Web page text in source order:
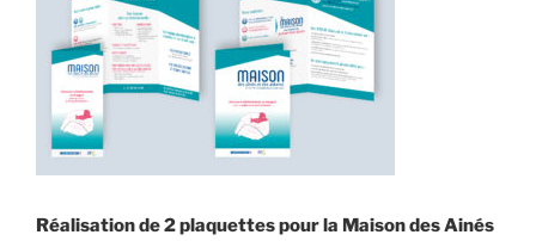
Réalisation de 2 plaquettes pour la Maison des Ainés